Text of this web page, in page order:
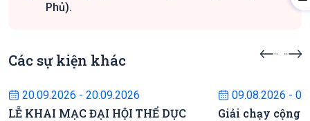
Phủ).
Các sự kiện khác
Sự kiện sắp diễn ra
20.09.2026 - 20.09.2026
LỄ KHAI MẠC ĐẠI HỘI THỂ DỤC
09.08.2026 -
Giải chạy cộng